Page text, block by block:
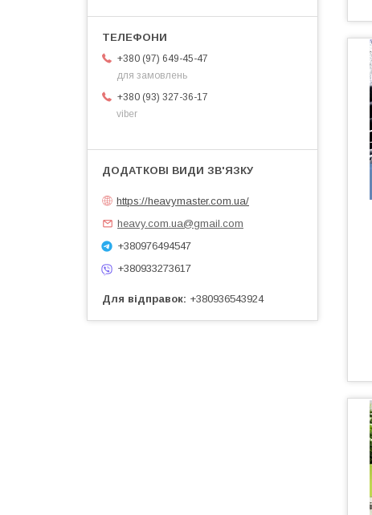
+380 (97) 649-45-47
для замовлень
+380 (93) 327-36-17
viber
https://heavymaster.com.ua/
heavy.com.ua@gmail.com
+380976494547
+380933273617
Для відправок +380936543924